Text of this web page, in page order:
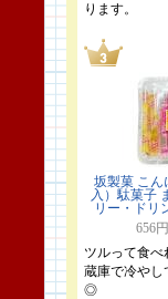
ります。
坂製菓 こん
入）駄菓子
リー・ドリ
656
ツルって食べ
蔵庫で冷やし
◎